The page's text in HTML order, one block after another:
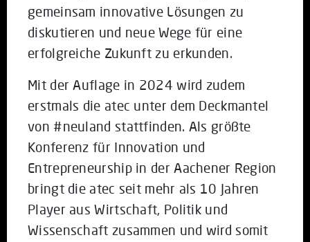
gemeinsam innovative Lösungen zu
diskutieren und neue Wege für eine
erfolgreiche Zukunft zu erkunden.
Mit der Auflage in 2024 wird zudem
erstmals die atec unter dem Deckmantel
von #neuland stattfinden. Als größte
Konferenz für Innovation und
Entrepreneurship in der Aachener Region
bringt die atec seit mehr als 10 Jahren
Player aus Wirtschaft, Politik und
Wissenschaft zusammen und wird somit